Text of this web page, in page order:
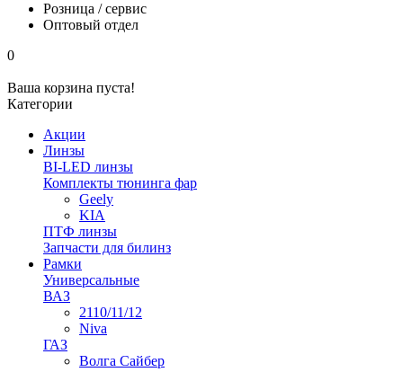
Розница / сервис
Оптовый отдел
0
Ваша корзина пуста!
Категории
Акции
Линзы
BI-LED линзы
Комплекты тюнинга фар
Geely
KIA
ПТФ линзы
Запчасти для билинз
Рамки
Универсальные
ВАЗ
2110/11/12
Niva
ГАЗ
Волга Сайбер